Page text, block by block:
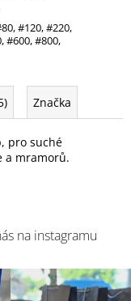
#120, #220,
#600, #800,
Značka
pro suché
a mramorů.
na instagramu